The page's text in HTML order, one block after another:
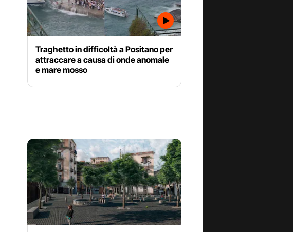
Traghetto in difficoltà a Positano per
attraccare a causa di onde anomale
e mare mosso